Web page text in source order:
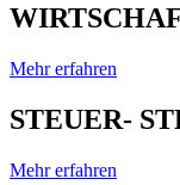
Mehr erfahren
STEUER-
Mehr erfahren